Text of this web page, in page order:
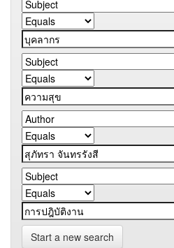
Start a new search